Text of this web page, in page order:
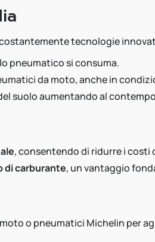
tecnologie
pneumatico si consuma.
da moto, anche in
suolo aumentando al
, consentendo di ridurre i costi
di carburante, un vantaggio
o pneumatici Michelin per